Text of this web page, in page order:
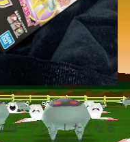
は「アレ」したくなる